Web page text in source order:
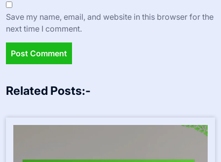
Save my name, email, and website in this browser for the
next time I comment.
Related Posts:-